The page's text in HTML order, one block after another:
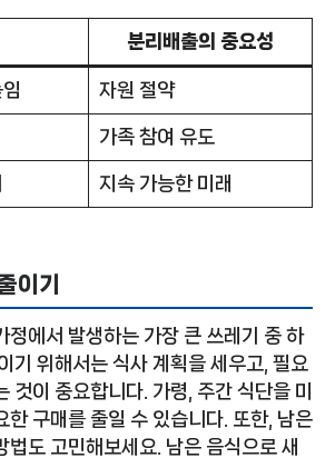
분리배출의 중요성
자원 절약
가족 참여 유도
지속 가능한 미래
이기
정에서 발생하는 가장 큰 쓰레기 중 하
기 위해서는 식사 계획을 세우고, 필요
것이 중요합니다. 가령, 주간 식단을 미
한 구매를 줄일 수 있습니다. 또한, 남은
법도 고민해보세요. 남은 음식으로 새